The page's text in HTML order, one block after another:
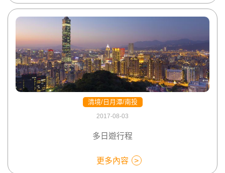
清境/日月潭/南投
2017-08-03
多日遊行程
更多內容